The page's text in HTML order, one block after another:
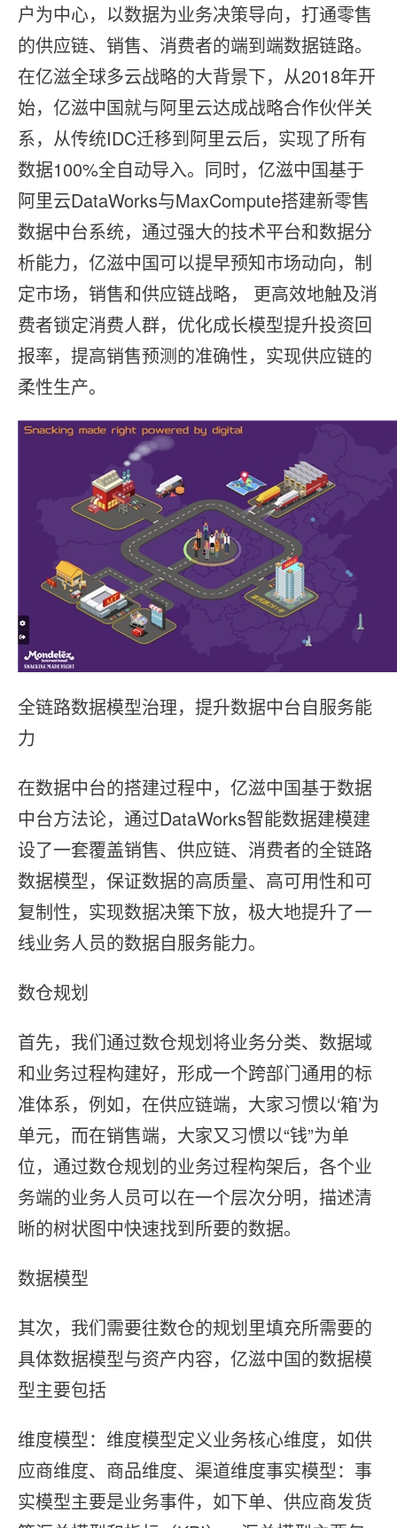
户为中⼼，以数据为业务决策导向，打通零售
的供应链、销售、消费者的端到端数据链路。
在亿滋全球多云战略的⼤背景下，从2018年开
始，亿滋中国就与阿⾥云达成战略合作伙伴关
系，从传统IDC迁移到阿⾥云后，实现了所有
数据100%全⾃动导⼊。同时，亿滋中国基于
阿⾥云DataWorks与MaxCompute搭建新零售
数据中台系统，通过强⼤的技术平台和数据分
析能⼒，亿滋中国可以提早预知市场动向，制
定市场，销售和供应链战略， 更⾼效地触及消
费者锁定消费⼈群，优化成⻓模型提升投资回
报率，提⾼销售预测的准确性，实现供应链的
柔性⽣产。
全链路数据模型治理，提升数据中台⾃服务能
⼒
在数据中台的搭建过程中，亿滋中国基于数据
中台⽅法论，通过DataWorks智能数据建模建
设了⼀套覆盖销售、供应链、消费者的全链路
数据模型，保证数据的⾼质量、⾼可⽤性和可
复制性，实现数据决策下放，极⼤地提升了⼀
线业务⼈员的数据⾃服务能⼒。
数仓规划
⾸先，我们通过数仓规划将业务分类、数据域
和业务过程构建好，形成⼀个跨部门通用的标
准体系，例如，在供应链端，⼤家习惯以‘箱’为
单元，⽽在销售端，⼤家⼜习惯以“钱”为单
位，通过数仓规划的业务过程构架后，各个业
务端的业务⼈员可以在⼀个层次分明，描述清
晰的树状图中快速找到所要的数据。
数据模型
其次，我们需要往数仓的规划⾥填充所需要的
具体数据模型与资产内容，亿滋中国的数据模
型主要包括
维度模型：维度模型定义业务核⼼维度，如供
应商维度、商品维度、渠道维度事实模型：事
实模型主要是业务事件，如下单、供应商发货